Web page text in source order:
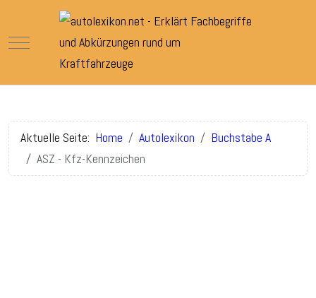
Mobile Menu Toggle
Aktuelle Seite: Home Autolexikon
Buchstabe A
ASZ - Kfz-Kennzeichen